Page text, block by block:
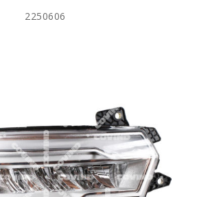
2250606